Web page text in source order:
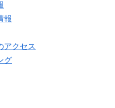
報
アクセス
グ